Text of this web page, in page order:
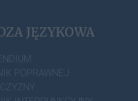
JĘZYKOWA
POPRAWNEJ